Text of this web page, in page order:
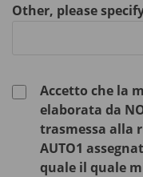
Other, please
Accetto che la
elaborata da
trasmessa alla
AUTO1
quale il quale